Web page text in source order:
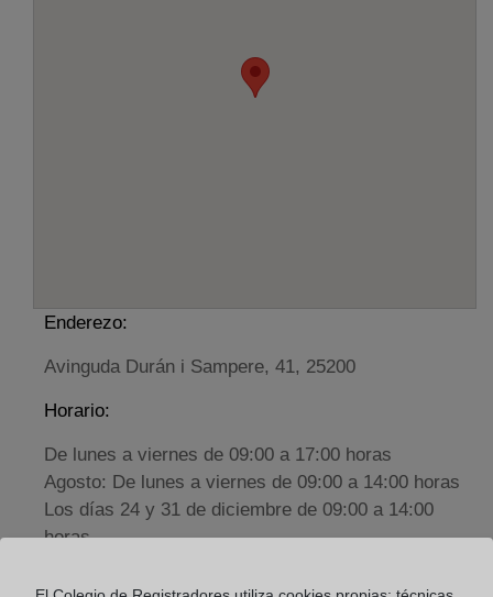
Enderezo:
Avinguda Durán i Sampere, 41, 25200
Horario:
De lunes a viernes de 09:00 a 17:00 horas
Agosto: De lunes a viernes de 09:00 a 14:00 horas
Los días 24 y 31 de diciembre de 09:00 a 14:00
horas